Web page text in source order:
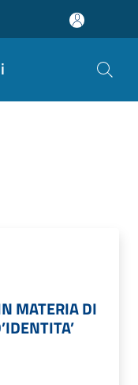
MATERIA DI